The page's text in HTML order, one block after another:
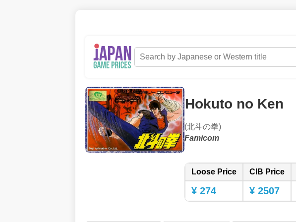
Hokuto no Ken
(北斗の拳)
Famicom
Loose Price CIB Price
¥ 274 ¥ 2507